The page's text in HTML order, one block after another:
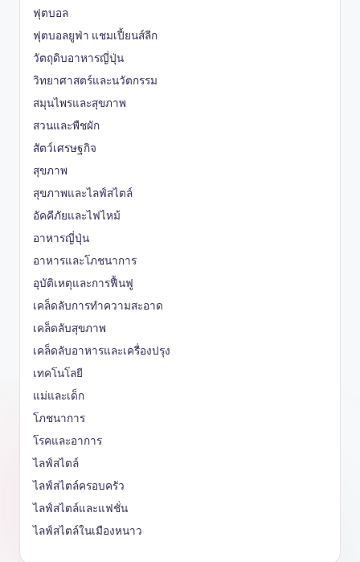
ฟุตบอล
ฟุตบอลยูฟ่า แชมเปี้ยนส์ลีก
วัตถุดิบอาหารญี่ปุ่น
วิทยาศาสตร์และนวัตกรรม
สมุนไพรและสุขภาพ
สวนและพืชผัก
สัตว์เศรษฐกิจ
สุขภาพ
สุขภาพและไลฟ์สไตล์
อัคคีภัยและไฟไหม้
อาหารญี่ปุ่น
อาหารและโภชนาการ
อุบัติเหตุและการฟื้นฟู
เคล็ดลับการทำความสะอาด
เคล็ดลับสุขภาพ
เคล็ดลับอาหารและเครื่องปรุง
เทคโนโลยี
แม่และเด็ก
โภชนาการ
โรคและอาการ
ไลฟ์สไตล์
ไลฟ์สไตล์ครอบครัว
ไลฟ์สไตล์และแฟชั่น
ไลฟ์สไตล์ในเมืองหนาว